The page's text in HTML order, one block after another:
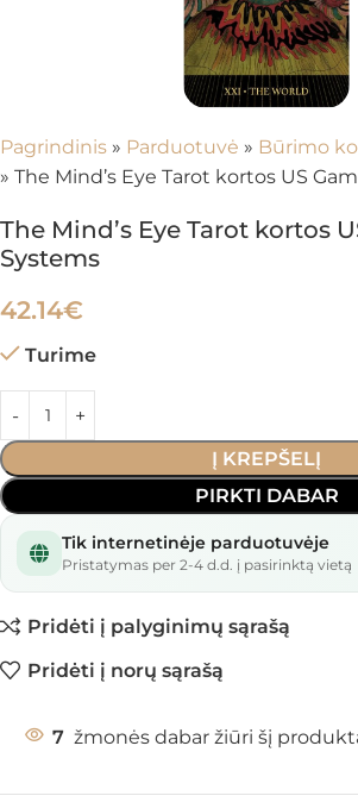
Pagrindinis » Parduotuvė » Būrimo
» The Mind’s Eye Tarot kortos US
The Mind’s Eye Tarot kortos
Systems
42.14€
Turime
Į KREPŠELĮ
PIRKTI DABAR
Tik internetinėje parduotuvėje
Pristatymas per 2-4 d.d. į pasirinktą vietą
Pridėti į palyginimų sąrašą
Pridėti į norų sąrašą
7 žmonės dabar žiūri šį